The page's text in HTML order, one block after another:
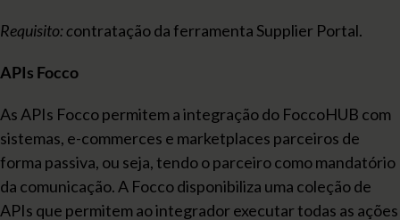
Requisito: contratação da ferramenta Supplier Portal.
APIs Focco
As APIs Focco permitem a integração do FoccoHUB com
sistemas, e-commerces e marketplaces parceiros de
forma passiva, ou seja, tendo o parceiro como mandatório
da comunicação. A Focco disponibiliza uma coleção de
APIs que permitem ao integrador executar todas as ações